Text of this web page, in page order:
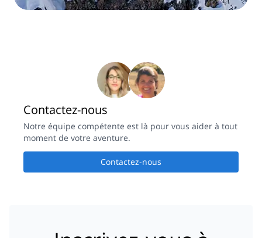
Contactez-nous
Notre équipe compétente est là pour vous aider à tout
moment de votre aventure.
Contactez-nous